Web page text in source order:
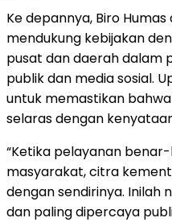
Ke depannya, Biro
mendukung kebijakan
pusat dan daerah dalam
publik dan media sosial.
untuk memastikan
selaras dengan
“Ketika pelayanan
masyarakat, citra
dengan sendirinya. Inilah
dan paling dipercaya